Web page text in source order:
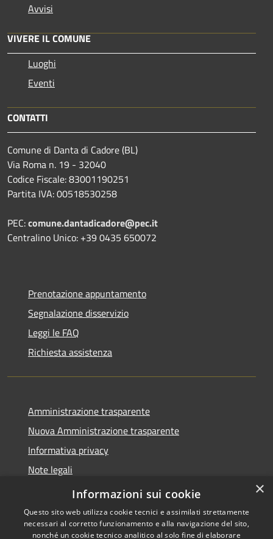
Avvisi
VIVERE IL COMUNE
Luoghi
Eventi
CONTATTI
Comune di Danta di Cadore (BL)
Via Roma n. 19 - 32040
Codice Fiscale: 83001190251
Partita IVA: 00518530258
PEC:comune.dantadicadore@pec.it
Centralino Unico: +39 0435 650072
Prenotazione appuntamento
Segnalazione disservizio
Leggi le FAQ
Richiesta assistenza
Amministrazione trasparente
Nuova Amministrazione trasparente
Informativa privacy
Note legali
Dichiarazione di accessibilità
×
Informazioni sui cookie
Questo sito web utilizza cookie tecnici e assimilati strettamente
necessari al corretto funzionamento e alla navigazione del sito,
nonché un cookie tecnico analitico al solo fine di elaborare